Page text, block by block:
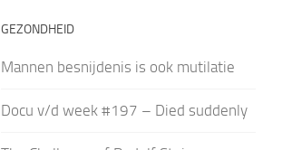
GEZONDHEID
Mannen besnijdenis is ook mutilatie
Docu v/d week #197 – Died suddenly